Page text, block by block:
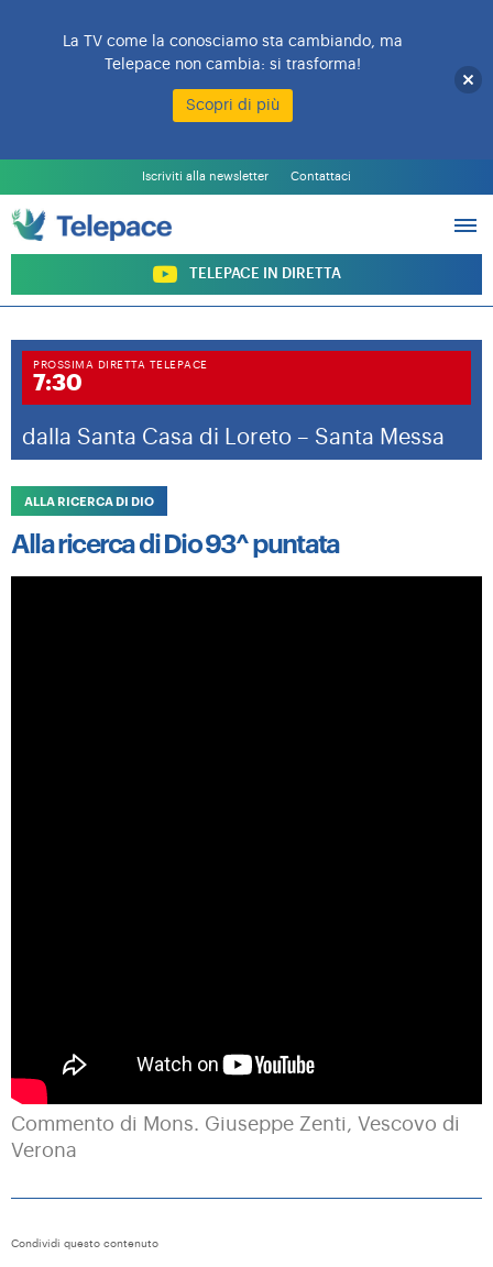
Iscriviti alla newsletter Contattaci
TELEPACE IN DIRETTA
L’EMITTENTE
PALINSESTO
PROGRAMMI
ARCHIVIO PROGRAMMI
SOSTIENI TELEPACE
PROSSIMA DIRETTA TELEPACE
7:30
dalla Santa Casa di Loreto – Santa Messa
ALLA RICERCA DI DIO
Alla ricerca di Dio 93^ puntata
Commento di Mons. Giuseppe Zenti, Vescovo di
Verona
Condividi questo contenuto
La TV come la conosciamo sta cambiando, ma
Telepace non cambia: si trasforma!
Scopri di più